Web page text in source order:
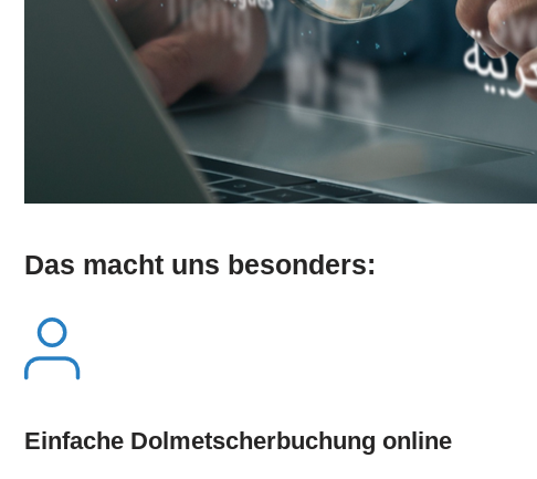
Das macht uns besonders:
Einfache Dolmetscherbuchung online